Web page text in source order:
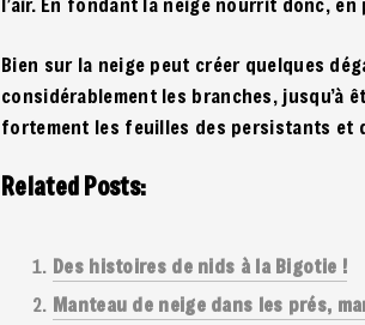
Bien sur la neige peut créer quelques
considérablement les branches, jusqu’à
fortement les feuilles des persistants et
Related Posts:
Des histoires de nids à la Bigotie !
Manteau de neige dans les prés,